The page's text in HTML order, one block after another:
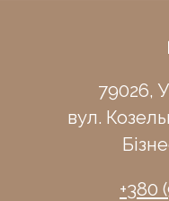
79026,
вул.
+380